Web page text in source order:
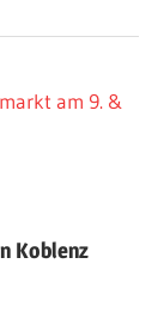
am 9. &
Koblenz